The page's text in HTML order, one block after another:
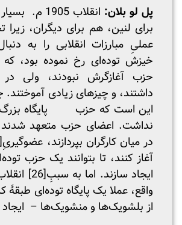
پل لو بلان:
انقلاب 1905
برای لنین، هم برای دیگران، زیرا
عملیِ مبارزات انقلابی را به
خیزش توده‌ای رخ نموده بود، که
حزب آغازگرش نبودند، ولی
داشتند، و چیزهای زیادی آموختند.
این است که حزب پایگاه بزرگ
نداشت. اعضای حزب متعهد شدند
در میان کارگران بپردازند، عضوگیریِ[25]
آغاز کنند، تا بتوانند یک حزب
ایجاد سازند. اما به سببِ[26]
واقع، عملا یک پایگاه توده‌ای طبقۀ
از بلشویک‌ها و منشویک‌ها –